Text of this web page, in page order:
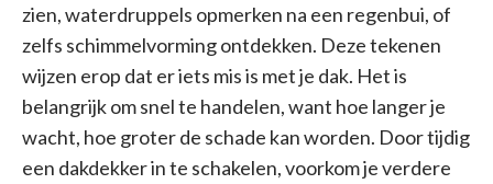
zien, waterdruppels opmerken na een regenbui, of
zelfs schimmelvorming ontdekken. Deze tekenen
wijzen erop dat er iets mis is met je dak. Het is
belangrijk om snel te handelen, want hoe langer je
wacht, hoe groter de schade kan worden. Door tijdig
een dakdekker in te schakelen, voorkom je verdere